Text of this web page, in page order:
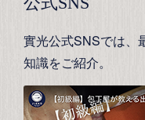
實光公式SNSでは、
知識をご紹介。